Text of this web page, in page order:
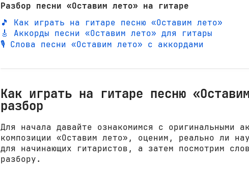
Разбор песни «Оставим лето» на гитаре
🎵 Как играть на гитаре песню «Оставим лето»
🎸 Аккорды песни «Оставим лето» для гитары
🎙️ Слова песни «Оставим лето» с аккордами
Как играть на гитаре песню
разбор
Для начала давайте ознакомимся с оригинальными
композиции «Оставим лето», оценим, реально ли
для начинающих гитаристов, а затем посмотрим
разбору.